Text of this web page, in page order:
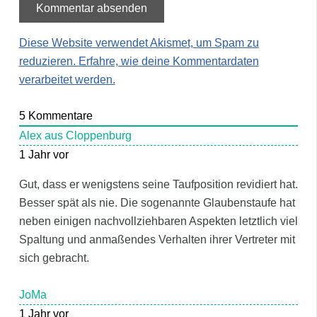
Diese Website verwendet Akismet, um Spam zu
reduzieren. Erfahre, wie deine Kommentardaten
verarbeitet werden.
5Kommentare
Alex aus Cloppenburg
1 Jahr vor
Gut, dass er wenigstens seine Taufposition revidiert hat.
Besser spät als nie. Die sogenannte Glaubenstaufe hat
neben einigen nachvollziehbaren Aspekten letztlich viel
Spaltung und anmaßendes Verhalten ihrer Vertreter mit
sich gebracht.
JoMa
1 Jahr vor